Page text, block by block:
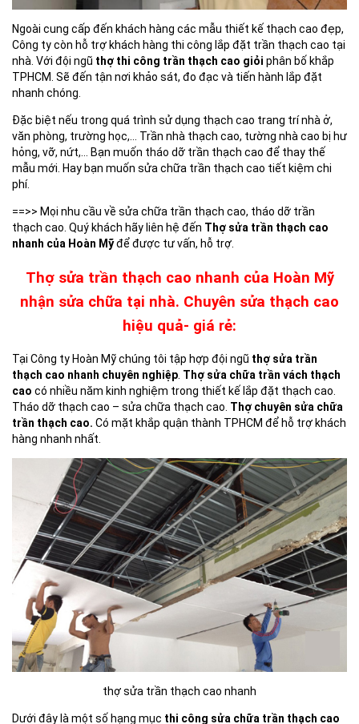
Ngoài cung cấp đến khách hàng các mẫu thiết kế thạch cao đẹp,
Công ty còn hỗ trợ khách hàng thi công lắp đặt trần thạch cao tại
nhà. Với đội ngũ thợ thi công trần thạch cao giỏi phân bố khắp
TPHCM. Sẽ đến tận nơi khảo sát, đo đạc và tiến hành lắp đặt
nhanh chóng.
Đặc biệt nếu trong quá trình sử dụng thạch cao trang trí nhà ở,
văn phòng, trường học,… Trần nhà thạch cao, tường nhà cao bị hư
hỏng, vỡ, nứt,… Bạn muốn tháo dỡ trần thạch cao để thay thế
mẫu mới. Hay bạn muốn sửa chữa trần thạch cao tiết kiệm chi
phí.
==>> Mọi nhu cầu về sửa chữa trần thạch cao, tháo dỡ trần
thạch cao. Quý khách hãy liên hệ đến Thợ sửa trần thạch cao
nhanh của Hoàn Mỹđể được tư vấn, hỗ trợ.
Thợ sửa trần thạch cao nhanh của Hoàn Mỹ
nhận sửa chữa tại nhà. Chuyên sửa thạch cao
hiệu quả- giá rẻ:
Tại Công ty Hoàn Mỹ chúng tôi tập hợp đội ngũ thợ sửa trần
thạch cao nhanh chuyên nghiệp. Thợ sửa chữa trần vách thạch
cao có nhiều năm kinh nghiệm trong thiết kế lắp đặt thạch cao.
Tháo dỡ thạch cao – sửa chữa thạch cao. Thợ chuyên sửa chữa
trần thạch cao. Có mặt khắp quận thành TPHCM để hỗ trợ khách
hàng nhanh nhất.
thợ sửa trần thạch cao nhanh
Dưới đây là một số hạng mục thi công sửa chữa trần thạch cao